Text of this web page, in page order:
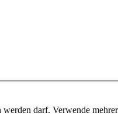
darf. Verwende